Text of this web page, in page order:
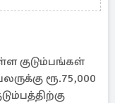
அறிக்கை
குடும்பங்கள்
ரூ.75,000